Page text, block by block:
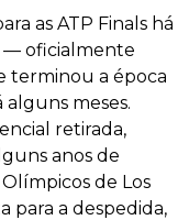
as ATP Finals há
— oficialmente
terminou a época
meses.
retirada,
anos de
de Los
para a despedida,